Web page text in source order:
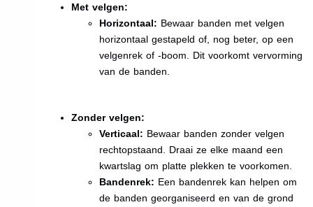
Met velgen:
Horizontaal: Bewaar banden met velgen
horizontaal gestapeld of, nog beter, op een
velgenrek of -boom. Dit voorkomt vervorming
van de banden.
Zonder velgen:
Verticaal: Bewaar banden zonder velgen
rechtopstaand. Draai ze elke maand een
kwartslag om platte plekken te voorkomen.
Bandenrek: Een bandenrek kan helpen om
de banden georganiseerd en van de grond